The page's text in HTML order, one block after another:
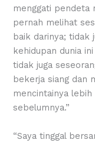
menggati pendeta
pernah melihat
baik darinya; tidak
kehidupan dunia
tidak juga
bekerja siang dan
mencintainya lebih
sebelumnya.”
“Saya tinggal